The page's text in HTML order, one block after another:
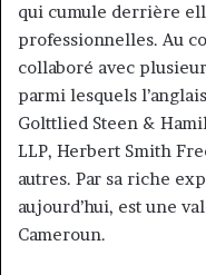
qui cumule derrière
professionnelles. Au
collaboré avec
parmi lesquels
Golttlied Steen &
LLP, Herbert Smith
autres. Par sa riche
aujourd’hui, est une
Cameroun.